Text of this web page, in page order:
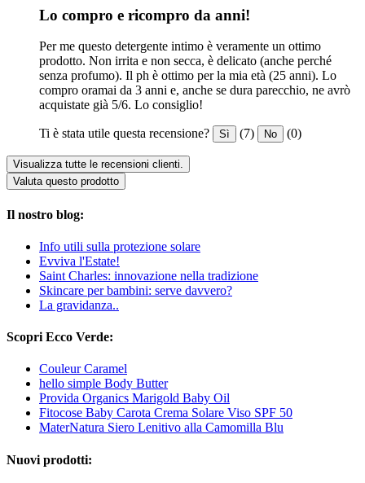
Lo compro e ricompro da anni!
Per me questo detergente intimo è veramente un ottimo
prodotto. Non irrita e non secca, è delicato (anche perché
senza profumo). Il ph è ottimo per la mia età (25 anni). Lo
compro oramai da 3 anni e, anche se dura parecchio, ne avrò
acquistate già 5/6. Lo consiglio!
Ti è stata utile questa recensione? Sì (7) No (0)
Visualizza tutte le recensioni clienti.
Valuta questo prodotto
Il nostro blog:
Info utili sulla protezione solare
Evviva l'Estate!
Saint Charles: innovazione nella tradizione
Skincare per bambini: serve davvero?
La gravidanza..
Scopri Ecco Verde:
Couleur Caramel
hello simple Body Butter
Provida Organics Marigold Baby Oil
Fitocose Baby Carota Crema Solare Viso SPF 50
MaterNatura Siero Lenitivo alla Camomilla Blu
Nuovi prodotti: